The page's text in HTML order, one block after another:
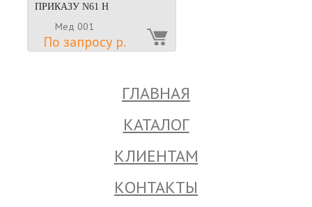
ПРИКАЗУ N61 Н
Мед 001
По запросу р.
ГЛАВНАЯ
КАТАЛОГ
КЛИЕНТАМ
КОНТАКТЫ